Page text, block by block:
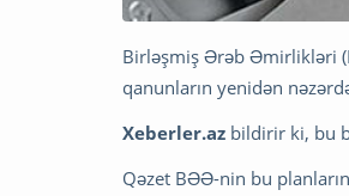
Birləşmiş Ərəb Əmirlikləri
qanunların yenidən
Xeberler.az bildirir ki, bu
Qəzet BƏƏ-nin bu